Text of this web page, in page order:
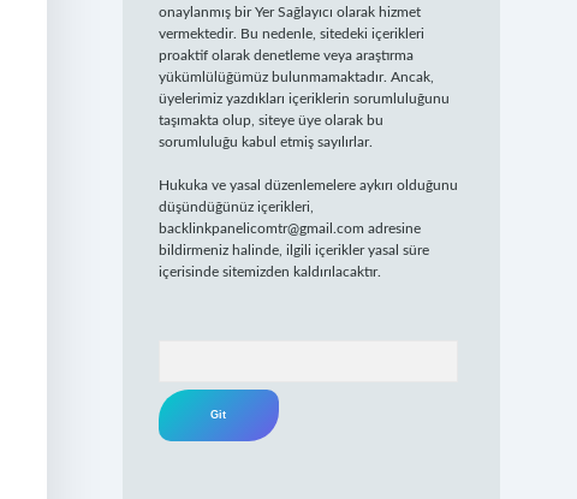
onaylanmış bir Yer Sağlayıcı olarak hizmet
vermektedir. Bu nedenle, sitedeki içerikleri
proaktif olarak denetleme veya araştırma
yükümlülüğümüz bulunmamaktadır. Ancak,
üyelerimiz yazdıkları içeriklerin sorumluluğunu
taşımakta olup, siteye üye olarak bu
sorumluluğu kabul etmiş sayılırlar.
Hukuka ve yasal düzenlemelere aykırı olduğunu
düşündüğünüz içerikleri,
backlinkpanelicomtr@gmail.com adresine
bildirmeniz halinde, ilgili içerikler yasal süre
içerisinde sitemizden kaldırılacaktır.